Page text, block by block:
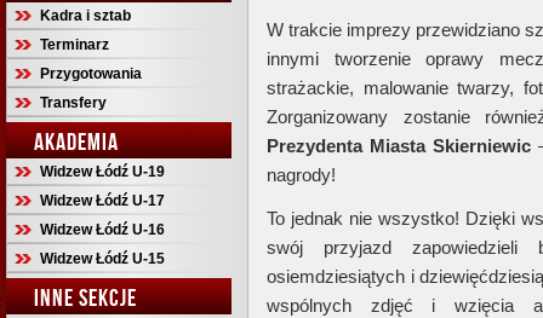
Kadra i sztab
Terminarz
Przygotowania
Transfery
AKADEMIA
Widzew Łódź U-19
Widzew Łódź U-17
Widzew Łódź U-16
Widzew Łódź U-15
INNE SEKCJE
W trakcie imprezy przewidziano
innymi tworzenie oprawy
strażackie, malowanie twarzy,
Zorganizowany zostanie
Prezydenta Miasta Skierniewic
nagrody!
To jednak nie wszystko! Dzięki
swój przyjazd
osiemdziesiątych i
wspólnych zdjęć i wzięcia